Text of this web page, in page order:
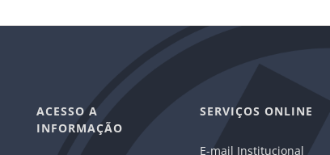
ACESSO A
INFORMAÇÃO
SERVIÇOS ONLINE
E-mail Institucional